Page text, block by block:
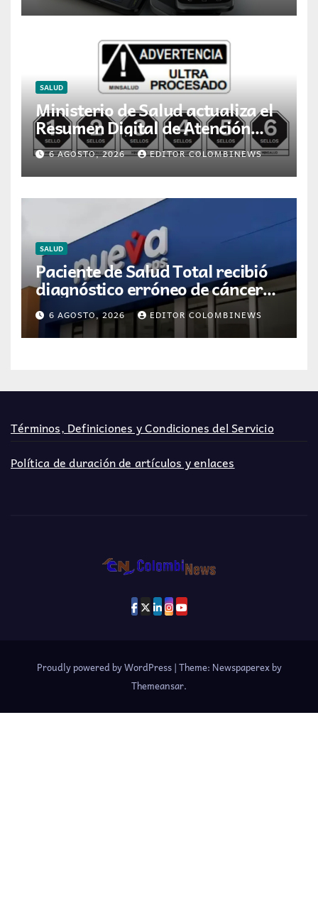
SALUD
Ministerio de Salud actualiza el
Resumen Digital de Atención
para la dispensación de
medicamentos en Colombia
6 AGOSTO, 2026 EDITOR COLOMBINEWS
SALUD
Paciente de Salud Total recibió
diagnóstico erróneo de cáncer
por resultados de otra persona
6 AGOSTO, 2026 EDITOR COLOMBINEWS
Términos, Definiciones y Condiciones del Servicio
Política de duración de artículos y enlaces
Proudly powered by WordPress|Theme: Newspaperex by
Themeansar.